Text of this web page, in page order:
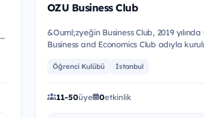
OZU Business Club
&Ouml;zyeğin Business Club, 2019 yılında
Business and Economics Club adıyla
Öğrenci Kulübü İstanbul
11-50üye 0etkinlik